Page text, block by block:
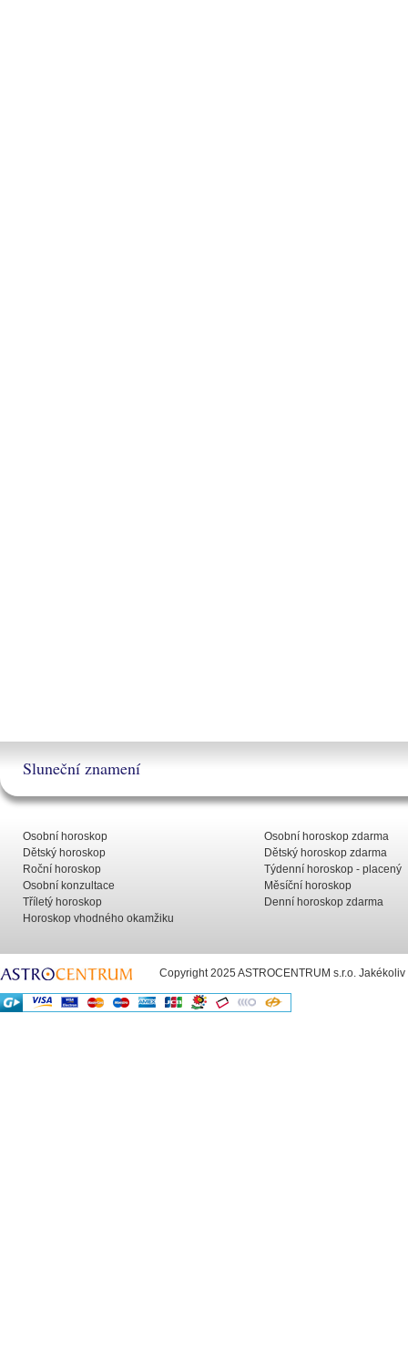
Sluneční znamení
Osobní horoskop
Dětský horoskop
Roční horoskop
Osobní konzultace
Tříletý horoskop
Horoskop vhodného okamžiku
Osobní horoskop zdarma
Dětský horoskop zdarma
Týdenní horoskop - placený
Měsíční horoskop
Denní horoskop zdarma
Copyright 2025 ASTROCENTRUM s.r.o.